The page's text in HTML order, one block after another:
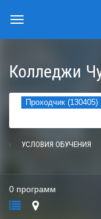
Колледжи
Проходчик (130405)
УСЛОВИЯ ОБУЧЕНИЯ
0 программ